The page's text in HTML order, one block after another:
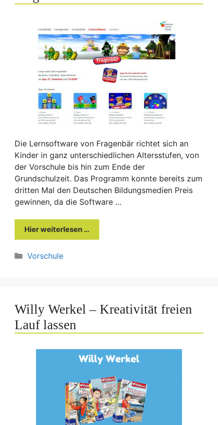
Die Lernsoftware von Fragenbär richtet sich an
Kinder in ganz unterschiedlichen Altersstufen, von
der Vorschule bis hin zum Ende der
Grundschulzeit. Das Programm konnte bereits zum
dritten Mal den Deutschen Bildungsmedien Preis
gewinnen, da die Software …
Hier weiterlesen …
Kategorien
Vorschule
Willy Werkel – Kreativität freien
Lauf lassen